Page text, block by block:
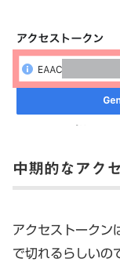
中期的なアク
アクセストークン
で切れるらしいの